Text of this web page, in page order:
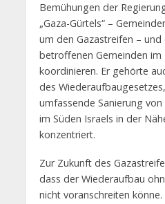
Bemühungen der
„Gaza-Gürtels“ –
um den Gazastreifen –
betroffenen Gemeinden im
koordinieren. Er gehörte
des
umfassende Sanierung
im Süden Israels in der
konzentriert.
Zur Zukunft des
dass der Wiederaufbau
nicht voranschreiten könne.